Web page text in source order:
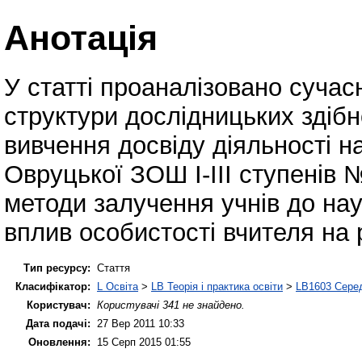
Анотація
У статті проаналізовано
структури дослідницьких
вивчення досвіду діяльності
Овруцької ЗОШ І-ІІІ
методи залучення учнів до
вплив особистості вчителя на
Тип ресурсу: Стаття
Класифікатор:
L Освіта > LB Теорія і практика освіти > LB1603
Користувач: Користувачі 341 не знайдено.
Дата подачі:
27 Вер 2011 10:33
Оновлення:
15 Серп 2015 01:55